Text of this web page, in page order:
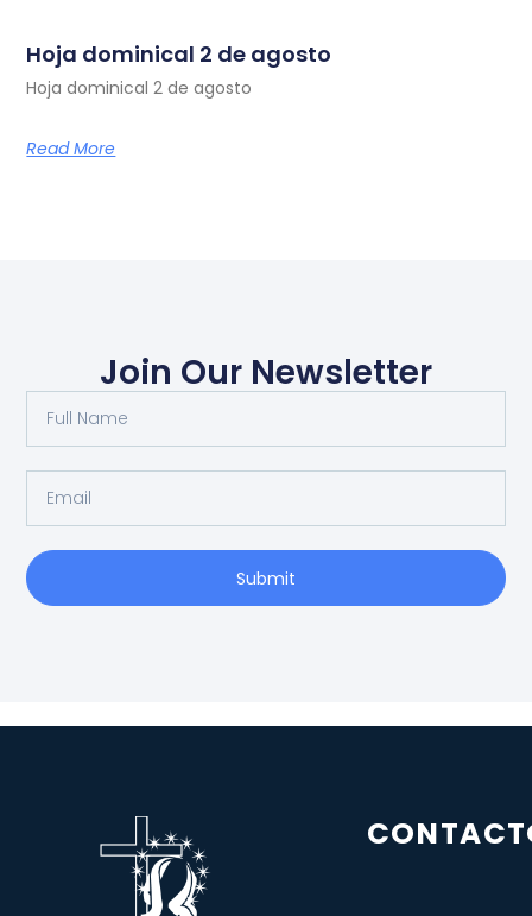
Hoja dominical 2 de agosto
Hoja dominical 2 de agosto
Read More
Join Our Newsletter
Full
Name
Email
Submit